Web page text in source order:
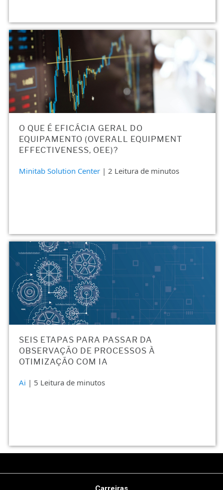
O QUE É EFICÁCIA GERAL DO
EQUIPAMENTO (OVERALL EQUIPMENT
EFFECTIVENESS, OEE)?
Minitab Solution Center | 2 Leitura de minutos
SEIS ETAPAS PARA PASSAR DA
OBSERVAÇÃO DE PROCESSOS À
OTIMIZAÇÃO COM IA
Ai | 5 Leitura de minutos